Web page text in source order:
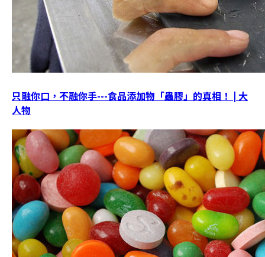
只融你口，不融你手---食品添加物「蟲膠」的真相！ | 大
人物